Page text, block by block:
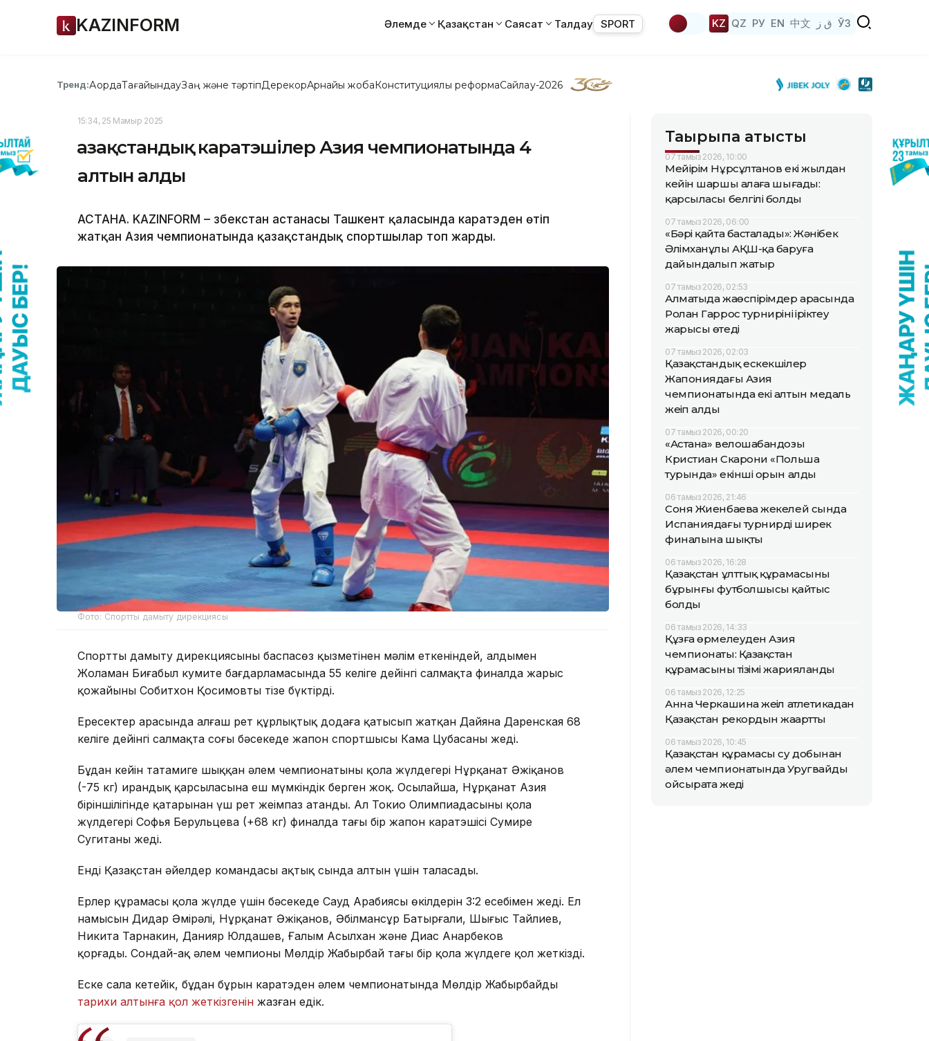
KAZINFORM Әлемде Қазақстан Саясат Талдау SPORT KZ QZ РУ EN 中文 ق ز ЎЗ
Тренд:АқордаТағайындауЗаң және тәртіпДерекқорАрнайы жобаКонституциялық реформаСайлау-2026
15:34, 25 Мамыр 2025
Қазақстандық каратэшілер Азия чемпионатында 4
алтын алды
АСТАНА. KAZINFORM – Өзбекстан астанасы Ташкент қаласында каратэден өтіп
жатқан Азия чемпионатында қазақстандық спортшылар топ жарды.
Фото: Спортты дамыту дирекциясы
Спортты дамыту дирекциясының баспасөз қызметінен мәлім еткеніндей, алдымен
Жоламан Биғабыл кумите бағдарламасында 55 келіге дейінгі салмақта финалда жарыс
қожайыны Собитхон Қосимовты тізе бүктірді.
Ересектер арасында алғаш рет құрлықтық додаға қатысып жатқан Дайяна Даренская 68
келіге дейінгі салмақта соңғы бәсекеде жапон спортшысы Кама Цубасаны жеңді.
Бұдан кейін татамиге шыққан әлем чемпионатының қола жүлдегері Нұрқанат Әжіқанов
(-75 кг) ирандық қарсыласына еш мүмкіндік берген жоқ. Осылайша, Нұрқанат Азия
біріншілігінде қатарынан үш рет жеңімпаз атанды. Ал Токио Олимпиадасының қола
жүлдегері Софья Берульцева (+68 кг) финалда тағы бір жапон каратэшісі Сумире
Сугитаны жеңді.
Енді Қазақстан әйелдер командасы ақтық сында алтын үшін таласады.
Ерлер құрамасы қола жүлде үшін бәсекеде Сауд Арабиясы өкілдерін 3:2 есебімен жеңді. Ел
намысын Дидар Әмірәлі, Нұрқанат Әжіқанов, Әбілмансұр Батырғали, Шыңғыс Тайлиев,
Никита Тарнакин, Данияр Юлдашев, Ғалым Асылхан және Диас Анарбеков
қорғады. Сондай-ақ әлем чемпионы Мөлдір Жаңбырбай тағы бір қола жүлдеге қол жеткізді.
Еске сала кетейік, бұдан бұрын каратэден әлем чемпионатында Мөлдір Жаңбырбайдың
тарихи алтынға қол жеткізгенін жазған едік.
Тақырыпқа қатысты
07 тамыз 2026, 10:00
Мейірім Нұрсұлтанов екі жылдан
кейін шаршы алаңға шығады:
қарсыласы белгілі болды
07 тамыз 2026, 06:00
«Бәрі қайта басталады»: Жәнібек
Әлімханұлы АҚШ-қа баруға
дайындалып жатыр
07 тамыз 2026, 02:53
Алматыда жаөспірімдер арасында
Ролан Гаррос турнирінің іріктеу
жарысы өтеді
07 тамыз 2026, 02:03
Қазақстандық ескекшілер
Жапониядағы Азия
чемпионатында екі алтын медаль
жеңіп алды
07 тамыз 2026, 00:20
«Астана» велошабандозы
Кристиан Скарони «Польша
турында» екінші орын алды
06 тамыз 2026, 21:46
Соня Жиенбаева жекелей сында
Испаниядағы турнирдің ширек
финалына шықты
06 тамыз 2026, 16:28
Қазақстан ұлттық құрамасының
бұрынғы футболшысы қайтыс
болды
06 тамыз 2026, 14:33
Құзға өрмелеуден Азия
чемпионаты: Қазақстан
құрамасының тізімі жарияланды
06 тамыз 2026, 12:25
Анна Черкашина жеңіл атлетикадан
Қазақстан рекордын жаңартты
06 тамыз 2026, 10:45
Қазақстан құрамасы су добынан
әлем чемпионатында Уругвайды
ойсырата жеңді